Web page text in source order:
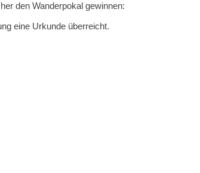
den Wanderpokal gewinnen:
eine Urkunde überreicht.